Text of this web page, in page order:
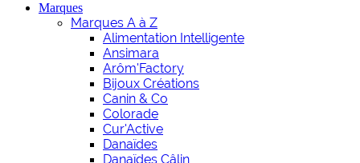
Marques
Marques A à Z
Alimentation Intelligente
Ansimara
Arôm'Factory
Bijoux Créations
Canin & Co
Colorade
Cur'Active
Danaïdes
Danaïdes Câlin